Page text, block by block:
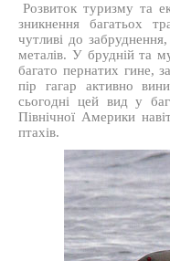
Розвиток туризму та
зникнення багатьох
чутливі до
металів. У брудній та
багато пернатих гине,
пір гагар активно
сьогодні цей вид у
Північної Америки
птахів.